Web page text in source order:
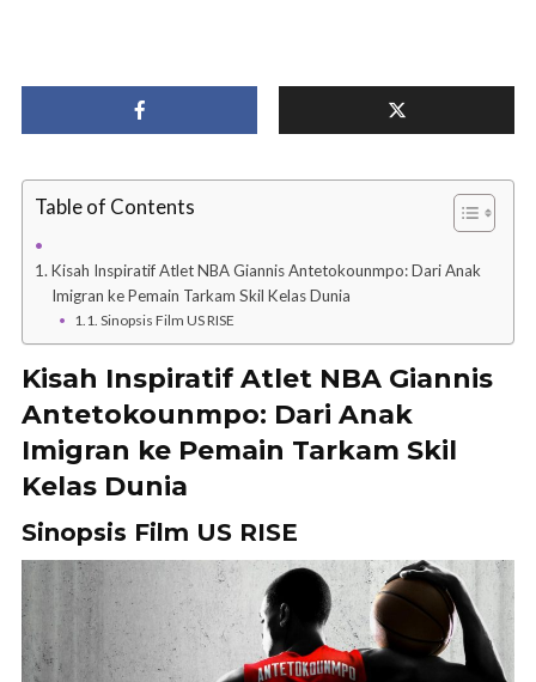
Table of Contents
Kisah Inspiratif Atlet NBA Giannis Antetokounmpo: Dari Anak
Imigran ke Pemain Tarkam Skil Kelas Dunia
Sinopsis Film US RISE
Kisah Inspiratif Atlet NBA Giannis
Antetokounmpo: Dari Anak
Imigran ke Pemain Tarkam Skil
Kelas Dunia
Sinopsis Film US RISE